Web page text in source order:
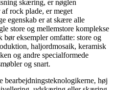
skæring, er nøglen
rock plade, er meget
egenskab er at skære alle
store og mellemstore komplekse
bør eksempler omfatte: store og
haljordmosaik, keramisk
og andre specialformede
og snart.
bearbejdningsteknologikerne, høj